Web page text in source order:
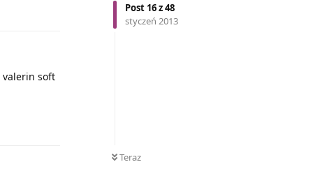
Post 16z48
styczeń 2013
Teraz
valerin soft